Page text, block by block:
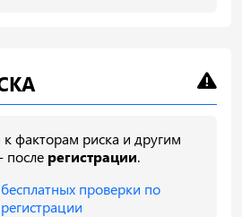
факторам риска и другим
после регистрации.
проверки по
регистрации